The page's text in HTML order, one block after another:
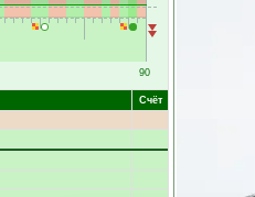
90
Счёт